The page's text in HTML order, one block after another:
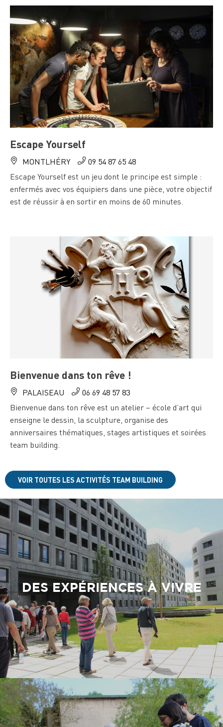
Escape Yourself
MONTLHÉRY
09 54 87 65 48
Escape Yourself est un jeu dont le principe est simple :
enfermés avec vos équipiers dans une pièce, votre objectif
est de réussir à en sortir en moins de 60 minutes.
Bienvenue dans ton rêve !
PALAISEAU
06 69 48 57 83
Bienvenue dans ton rêve est un atelier – école d’art qui
enseigne le dessin, la sculpture, organise des
anniversaires thématiques, stages artistiques et soirées
team building.
VOIR TOUTES LES ACTIVITÉS TEAM BUILDING
DES EXPÉRIENCES À VIVRE